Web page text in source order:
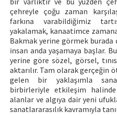
çehreyle çoğu zaman
farkına varabildiğimiz
yakalamak, kanaatimce
Bakmak yerine görmek burada
insan anda yaşamaya başlar.
yerine göre sözel, görsel,
aktarılır. Tam olarak gerçeğin
gelen bir yaklaşımla
birbirleriyle etkileşim
alanlar ve algıya dair yeni
sanatlararasılık kavramıyla